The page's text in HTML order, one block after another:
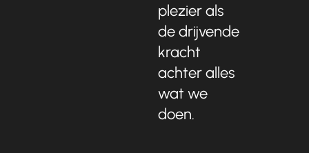
plezier als
de drijvende
kracht
achter alles
wat we
doen.